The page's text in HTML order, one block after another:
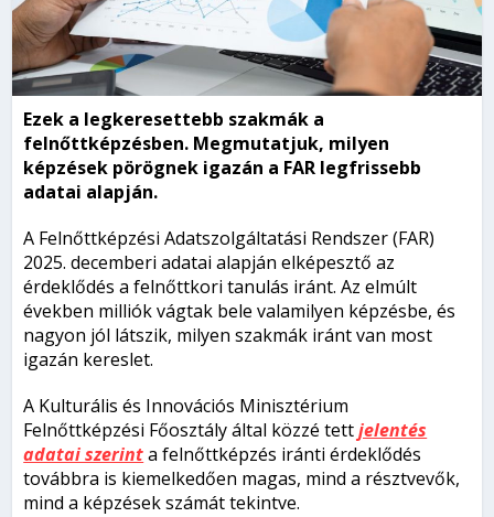
Ezek a legkeresettebb szakmák a
felnőttképzésben. Megmutatjuk, milyen
képzések pörögnek igazán a FAR legfrissebb
adatai alapján.
A Felnőttképzési Adatszolgáltatási Rendszer (FAR)
2025. decemberi adatai alapján elképesztő az
érdeklődés a felnőttkori tanulás iránt. Az elmúlt
években milliók vágtak bele valamilyen képzésbe, és
nagyon jól látszik, milyen szakmák iránt van most
igazán kereslet.
A Kulturális és Innovációs Minisztérium
Felnőttképzési Főosztály által közzé tettjelentés
adatai szerinta felnőttképzés iránti érdeklődés
továbbra is kiemelkedően magas, mind a résztvevők,
mind a képzések számát tekintve.